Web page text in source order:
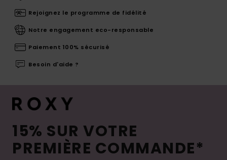
Rejoignez le programme de fidélité
Notre engagement eco-responsable
Paiement 100% sécurisé
Besoin d'aide ?
15% SUR VOTRE
PREMIÈRE COMMANDE*